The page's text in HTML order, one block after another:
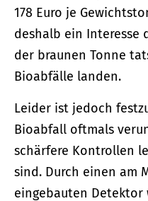
178 Euro je
deshalb ein Interesse
der braunen Tonne
Bioabfälle landen.
Leider ist jedoch
Bioabfall oftmals
schärfere Kontrollen
sind. Durch einen am
eingebauten Detektor